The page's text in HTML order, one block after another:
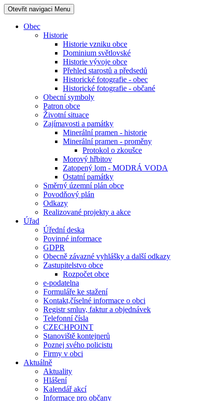
Otevřit navigaci Menu
Obec
Historie
Historie vzniku obce
Dominium světlovské
Historie vývoje obce
Přehled starostů a předsedů
Historické fotografie - obec
Historické fotografie - občané
Obecní symboly
Patron obce
Životní situace
Zajímavosti a památky
Minerální pramen - historie
Minerální pramen - proměny
Protokol o zkoušce
Morový hřbitov
Zatopený lom - MODRÁ VODA
Ostatní památky
Směrný územní plán obce
Povodňový plán
Odkazy
Realizované projekty a akce
Úřad
Úřední deska
Povinné informace
GDPR
Obecně závazné vyhlášky a další odkazy
Zastupitelstvo obce
Rozpočet obce
e-podatelna
Formuláře ke stažení
Kontakt,číselné informace o obci
Registr smluv, faktur a objednávek
Telefonní čísla
CZECHPOINT
Stanoviště kontejnerů
Poznej svého policistu
Firmy v obci
Aktuálně
Aktuality
Hlášení
Kalendář akcí
Informace pro občany